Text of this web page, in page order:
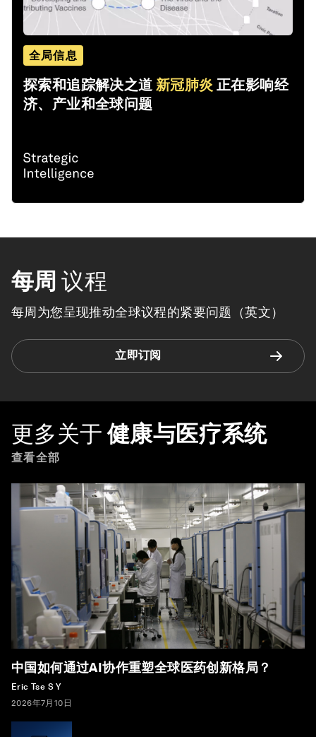
全局信息
探索和追踪解决之道 新冠肺炎 正在影响经
济、产业和全球问题
每周 议程
每周为您呈现推动全球议程的紧要问题（英文）
立即订阅
更多关于 健康与医疗系统
查看全部
中国如何通过AI协作重塑全球医药创新格局？
Eric Tse S Y
2026年7月10日